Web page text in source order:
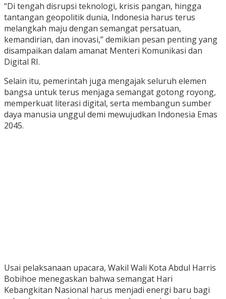
“Di tengah disrupsi teknologi, krisis pangan, hingga
tantangan geopolitik dunia, Indonesia harus terus
melangkah maju dengan semangat persatuan,
kemandirian, dan inovasi,” demikian pesan penting yang
disampaikan dalam amanat Menteri Komunikasi dan
Digital RI.
Selain itu, pemerintah juga mengajak seluruh elemen
bangsa untuk terus menjaga semangat gotong royong,
memperkuat literasi digital, serta membangun sumber
daya manusia unggul demi mewujudkan Indonesia Emas
2045.
Usai pelaksanaan upacara, Wakil Wali Kota Abdul Harris
Bobihoe menegaskan bahwa semangat Hari
Kebangkitan Nasional harus menjadi energi baru bagi